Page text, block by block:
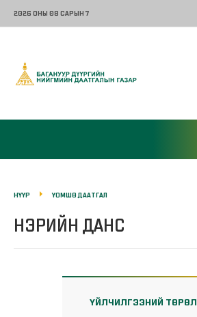
2026 ОНЫ 08 САРЫН 7
НҮҮР ҮОМШӨ ДААТГАЛ
НЭРИЙН ДАНС
ҮЙЛЧИЛГЭЭНИЙ ТӨРӨЛ